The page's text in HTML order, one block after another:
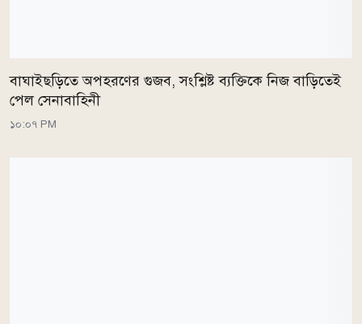
বাঘাইছড়িতে অপহরণের গুজব, সংশ্লিষ্ট ব্যক্তিকে নিজ বাড়িতেই
পেল সেনাবাহিনী
১০:০৭ PM